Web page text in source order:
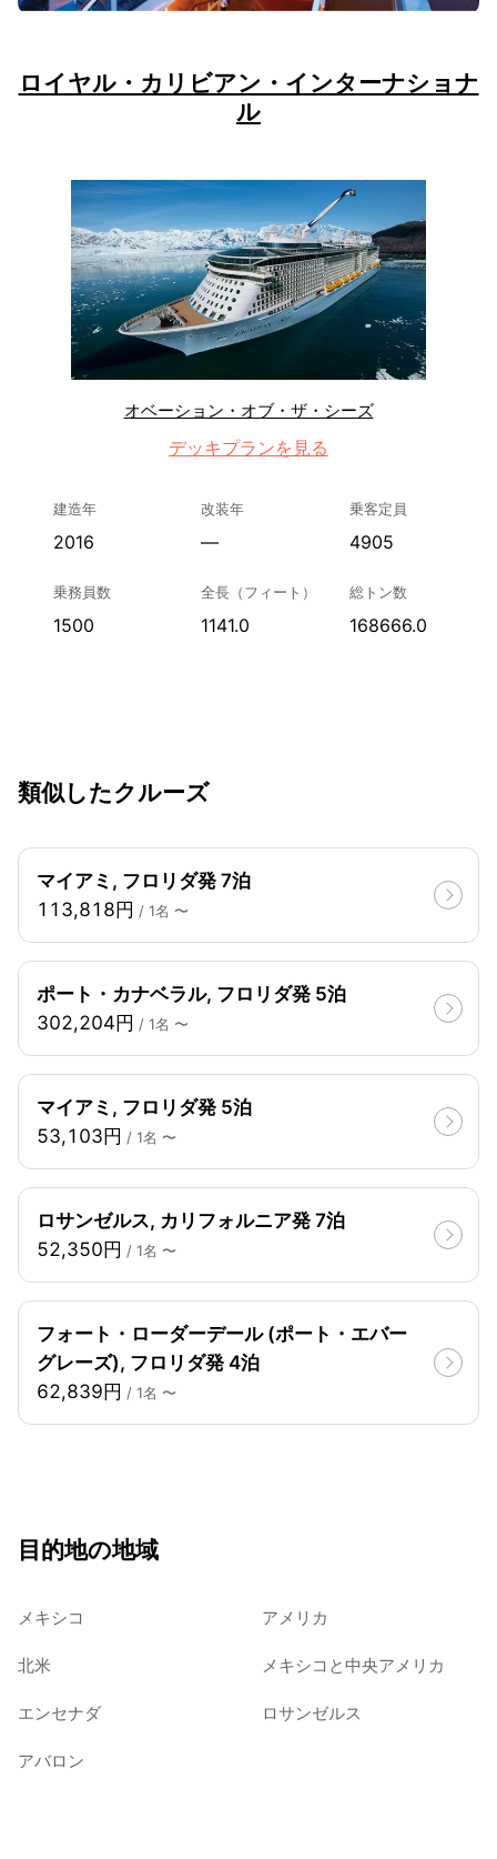
ロイヤル・カリビアン・インターナショナ
ル
オベーション・オブ・ザ・シーズ
デッキプランを見る
建造年
2016
改装年
—
乗客定員
4905
乗務員数
1500
全長（フィート）
1141.0
総トン数
168666.0
類似したクルーズ
マイアミ, フロリダ発 7泊
113,818円 / 1名 〜
ポート・カナベラル, フロリダ発 5泊
302,204円 / 1名 〜
マイアミ, フロリダ発 5泊
53,103円 / 1名 〜
ロサンゼルス, カリフォルニア発 7泊
52,350円 / 1名 〜
フォート・ローダーデール (ポート・エバー
グレーズ), フロリダ発 4泊
62,839円 / 1名 〜
目的地の地域
メキシコ アメリカ
北米 メキシコと中央アメリカ
エンセナダ ロサンゼルス
アバロン